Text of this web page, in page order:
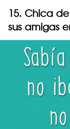
15. Chica
sus amigas